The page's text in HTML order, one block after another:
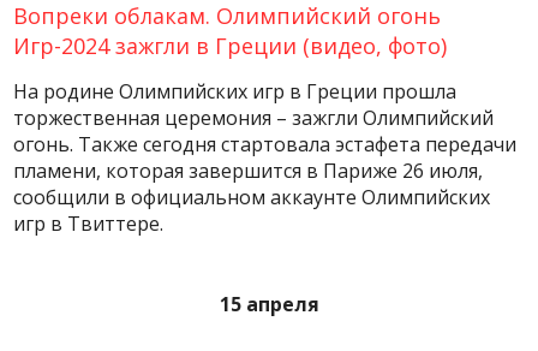
Вопреки облакам. Олимпийский огонь
Игр-2024 зажгли в Греции (видео, фото)
На родине Олимпийских игр в Греции прошла
торжественная церемония – зажгли Олимпийский
огонь. Также сегодня стартовала эстафета передачи
пламени, которая завершится в Париже 26 июля,
сообщили в официальном аккаунте Олимпийских
игр в Твиттере.
15 апреля